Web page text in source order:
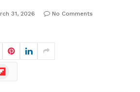
31, 2026
No Comments